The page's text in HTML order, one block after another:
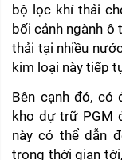
bộ lọc khí thải
bối cảnh ngành ô
thải tại nhiều
kim loại này tiếp
Bên cạnh đó, có
kho dự trữ PGM
này có thể dẫn
trong thời gian